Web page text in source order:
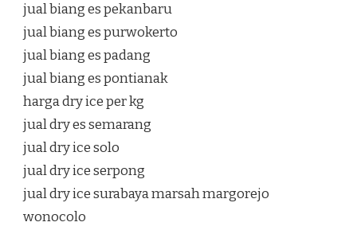
jual biang es pekanbaru
jual biang es purwokerto
jual biang es padang
jual biang es pontianak
harga dry ice per kg
jual dry es semarang
jual dry ice solo
jual dry ice serpong
jual dry ice surabaya marsah margorejo
wonocolo